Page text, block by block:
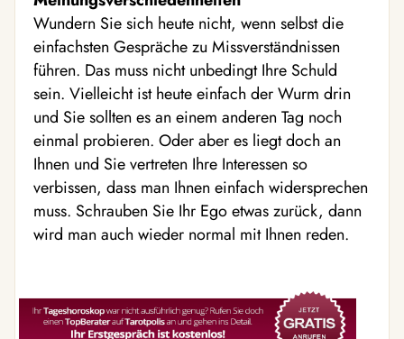
Wundern Sie sich heute nicht, wenn selbst die
einfachsten Gespräche zu Missverständnissen
führen. Das muss nicht unbedingt Ihre Schuld
sein. Vielleicht ist heute einfach der Wurm drin
und Sie sollten es an einem anderen Tag noch
einmal probieren. Oder aber es liegt doch an
Ihnen und Sie vertreten Ihre Interessen so
verbissen, dass man Ihnen einfach widersprechen
muss. Schrauben Sie Ihr Ego etwas zurück, dann
wird man auch wieder normal mit Ihnen reden.